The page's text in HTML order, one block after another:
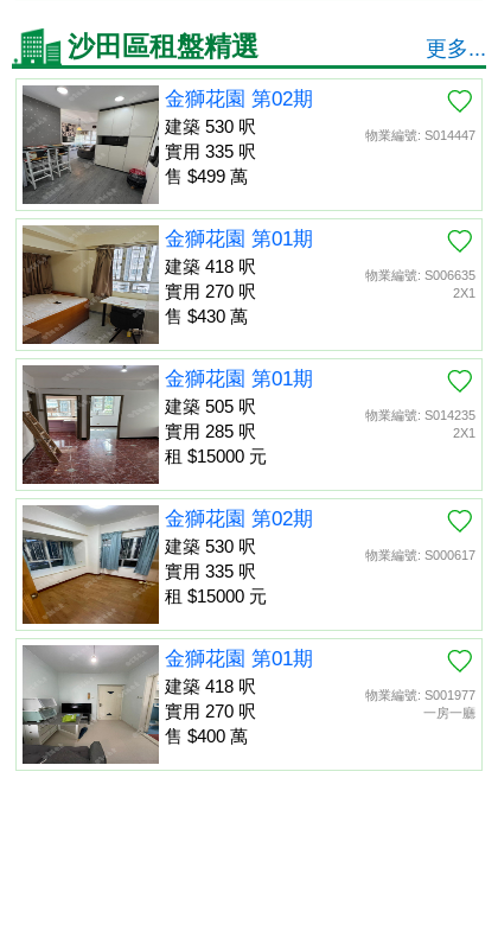
沙田區租盤精選 更多...
物業編號: S014447
金獅花園 第02期
建築 530 呎
實用 335 呎
售 $499 萬
物業編號: S006635
2X1
金獅花園 第01期
建築 418 呎
實用 270 呎
售 $430 萬
物業編號: S014235
2X1
金獅花園 第01期
建築 505 呎
實用 285 呎
租 $15000 元
物業編號: S000617
金獅花園 第02期
建築 530 呎
實用 335 呎
租 $15000 元
物業編號: S001977
一房一廳
金獅花園 第01期
建築 418 呎
實用 270 呎
售 $400 萬